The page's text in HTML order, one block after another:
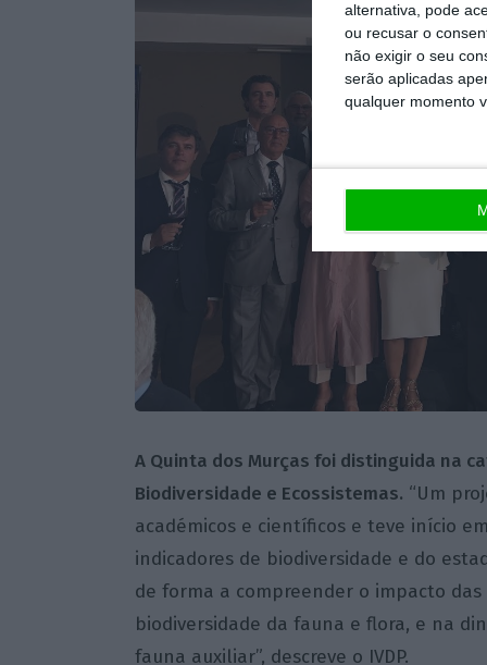
alternativa, pode
ou recusar o
não exigir o seu
serão aplicadas
qualquer momento
A Quinta dos Murças foi distinguida na
Biodiversidade e Ecossistemas. “Um
académicos e científicos e teve início
indicadores de biodiversidade e do
de forma a compreender o impacto
biodiversidade da fauna e flora, e na
fauna auxiliar”, descreve o IVDP.